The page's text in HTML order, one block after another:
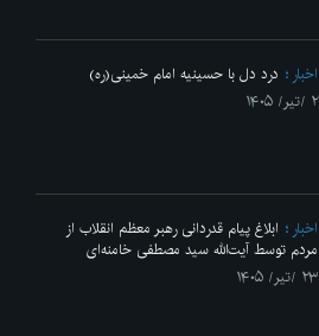
اخبار
درد دل با حسینیه امام خمینی(ره)
۲ /تیر/ ۱۴۰۵
اخبار
ابلاغ پیام قدردانی رهبر معظم انقلاب از
مردم توسط آیت‌الله سید مصطفی خامنه‌ای
۲۳ /تیر/ ۱۴۰۵